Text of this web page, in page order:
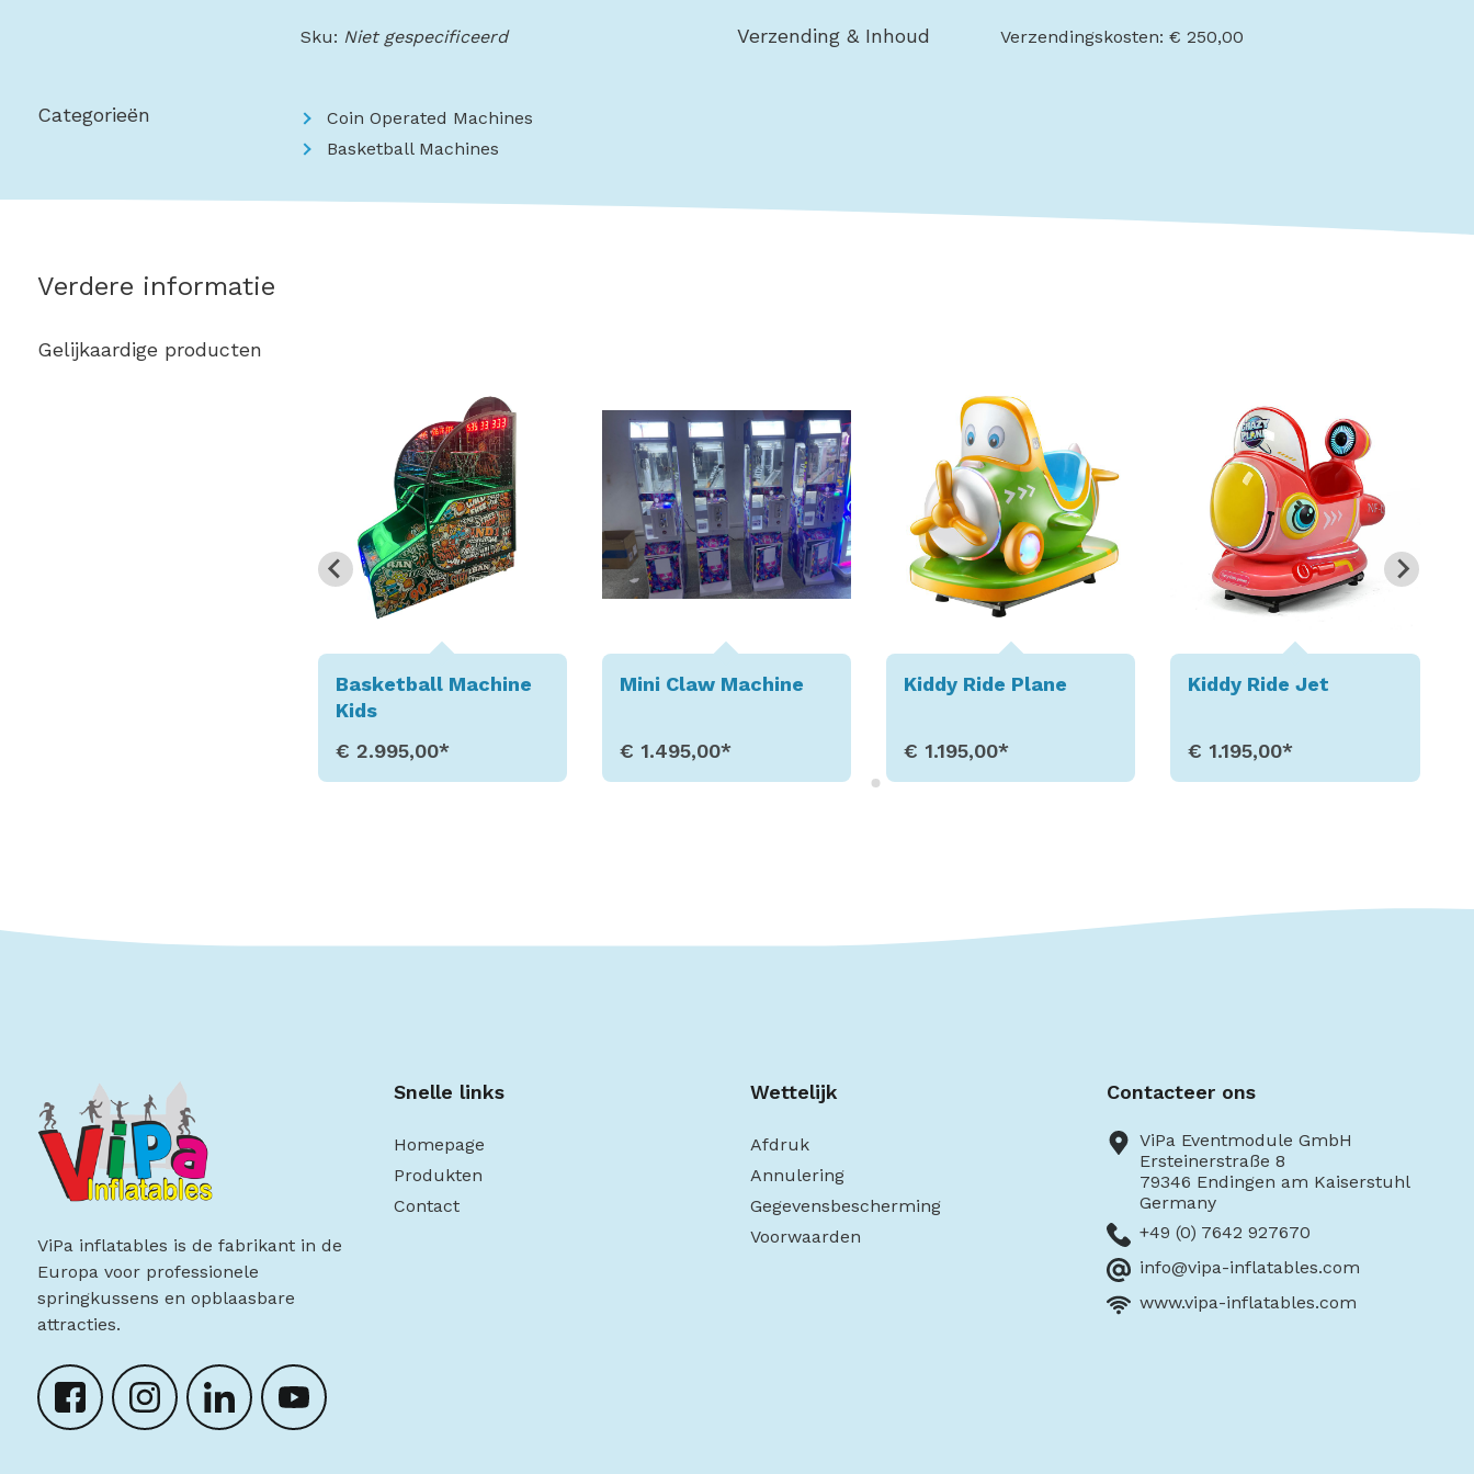
Sku: Niet gespecificeerd Verzending & Inhoud Verzendingskosten: € 250,00
Categorieën
Coin Operated Machines
Basketball Machines
Verdere informatie
Gelijkaardige producten
Mini Claw Machine
€ 1.495,00*
Kiddy Ride Plane
€ 1.195,00*
Kiddy Ride Jet
€ 1.195,00*
Kiddy Ride Fork Lift
€ 1.495,00*
ViPa inflatables is de fabrikant in de
Europa voor professionele
springkussens en opblaasbare
attracties.
Snelle links
Homepage
Produkten
Contact
Wettelijk
Afdruk
Annulering
Gegevensbescherming
Voorwaarden
Contacteer ons
ViPa Eventmodule GmbH
Ersteinerstraße 8
79346 Endingen am Kaiserstuhl
Germany
+49 (0) 7642 927670
info@vipa-inflatables.com
www.vipa-inflatables.com